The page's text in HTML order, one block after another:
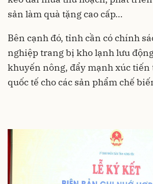
sản làm quà tặng cao cấp…
Bên cạnh đó, tỉnh cần có chính
nghiệp trang bị kho lạnh lưu
khuyến nông, đẩy mạnh xúc tiến
quốc tế cho các sản phẩm chế